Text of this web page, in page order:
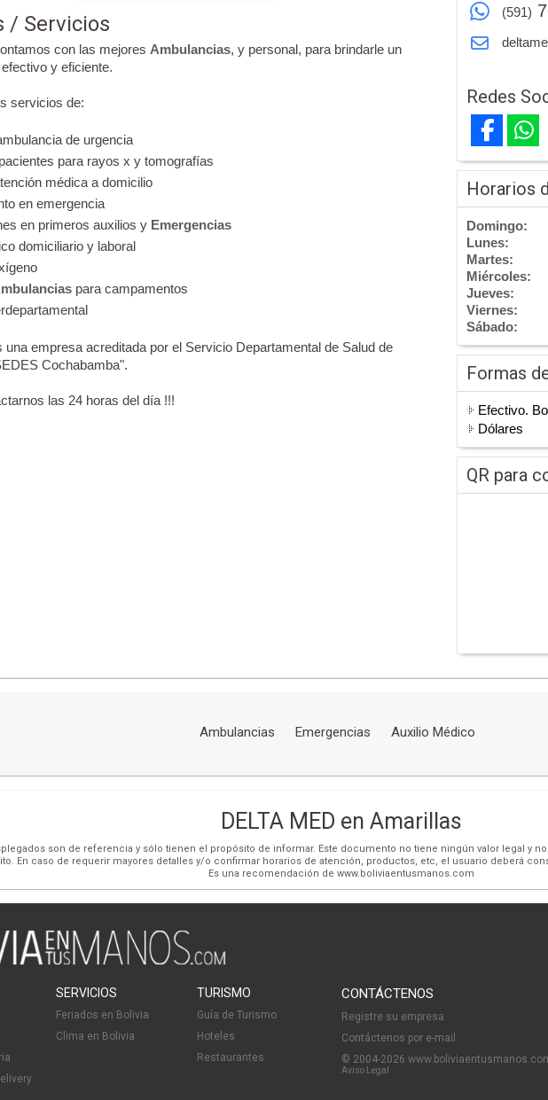
/ Servicios
con las mejores Ambulancias, y personal, para brindarle un
y eficiente.
servicios de:
de urgencia
para rayos x y tomografías
médica a domicilio
en emergencia
en primeros auxilios y Emergencias
domiciliario y laboral
para campamentos
empresa acreditada por el Servicio Departamental de Salud de
Cochabamba".
las 24 horas del día !!!
(591)
Redes
Horarios
Domingo:
Lunes:
Martes:
Miércoles:
Jueves:
Viernes:
Sábado:
Formas
Efectivo.
Dólares
QR para
Ambulancias Emergencias Auxilio Médico
DELTA MED en Amarillas
son de referencia y sólo tienen el propósito de informar. Este documento no tiene ningún valor legal y
En caso de requerir mayores detalles y/o confirmar horarios de atención, productos, etc, el usuario deberá
Es una recomendación de www.boliviaentusmanos.com
SERVICIOS
Feriados en Bolivia
Clima en Bolivia
TURISMO
Guía de Turismo
Hoteles
Restaurantes
CONTÁCTENOS
Registre su empresa
Contáctenos por e-mail
© 2004-2026
Aviso Legal